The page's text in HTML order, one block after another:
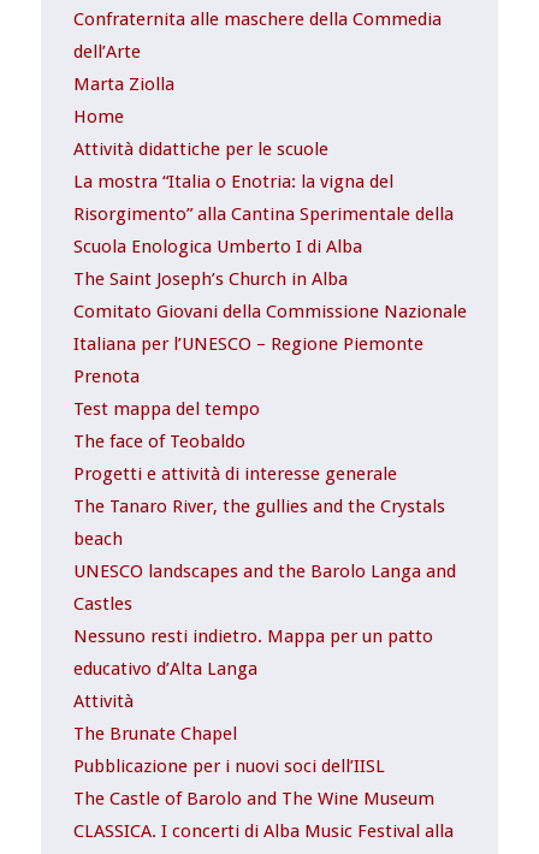
Confraternita alle maschere della Commedia
dell’Arte
Marta Ziolla
Home
Attività didattiche per le scuole
La mostra “Italia o Enotria: la vigna del
Risorgimento” alla Cantina Sperimentale della
Scuola Enologica Umberto I di Alba
The Saint Joseph’s Church in Alba
Comitato Giovani della Commissione Nazionale
Italiana per l’UNESCO – Regione Piemonte
Prenota
Test mappa del tempo
The face of Teobaldo
Progetti e attività di interesse generale
The Tanaro River, the gullies and the Crystals
beach
UNESCO landscapes and the Barolo Langa and
Castles
Nessuno resti indietro. Mappa per un patto
educativo d’Alta Langa
Attività
The Brunate Chapel
Pubblicazione per i nuovi soci dell’IISL
The Castle of Barolo and The Wine Museum
CLASSICA. I concerti di Alba Music Festival alla